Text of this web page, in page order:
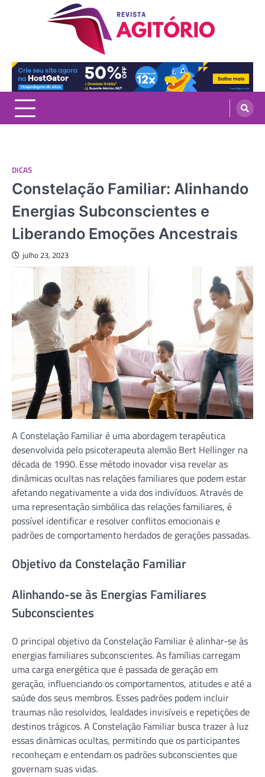
revistaagitorio.com.br
Portal de Artigos Incríveis
DICAS
Constelação Familiar: Alinhando
Energias Subconscientes e
Liberando Emoções Ancestrais
julho 23, 2023
A Constelação Familiar é uma abordagem terapêutica
desenvolvida pelo psicoterapeuta alemão Bert Hellinger na
década de 1990. Esse método inovador visa revelar as
dinâmicas ocultas nas relações familiares que podem estar
afetando negativamente a vida dos indivíduos. Através de
uma representação simbólica das relações familiares, é
possível identificar e resolver conflitos emocionais e
padrões de comportamento herdados de gerações passadas.
Objetivo da Constelação Familiar
Alinhando-se às Energias Familiares
Subconscientes
O principal objetivo da Constelação Familiar é alinhar-se às
energias familiares subconscientes. As famílias carregam
uma carga energética que é passada de geração em
geração, influenciando os comportamentos, atitudes e até a
saúde dos seus membros. Esses padrões podem incluir
traumas não resolvidos, lealdades invisíveis e repetições de
destinos trágicos. A Constelação Familiar busca trazer à luz
essas dinâmicas ocultas, permitindo que os participantes
reconheçam e entendam os padrões subconscientes que
governam suas vidas.